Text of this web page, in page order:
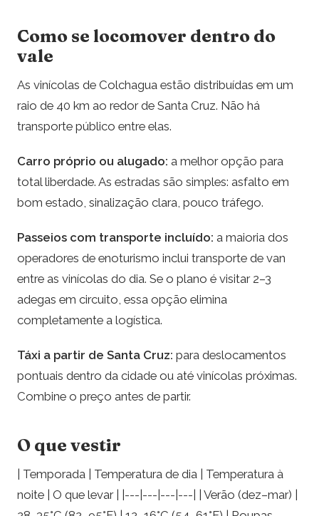
Como se locomover dentro do
vale
As vinícolas de Colchagua estão distribuídas em um
raio de 40 km ao redor de Santa Cruz. Não há
transporte público entre elas.
Carro próprio ou alugado: a melhor opção para
total liberdade. As estradas são simples: asfalto em
bom estado, sinalização clara, pouco tráfego.
Passeios com transporte incluído: a maioria dos
operadores de enoturismo inclui transporte de van
entre as vinícolas do dia. Se o plano é visitar 2–3
adegas em circuito, essa opção elimina
completamente a logística.
Táxi a partir de Santa Cruz: para deslocamentos
pontuais dentro da cidade ou até vinícolas próximas.
Combine o preço antes de partir.
O que vestir
| Temporada | Temperatura de dia | Temperatura à
noite | O que levar | |---|---|---|---| | Verão (dez–mar) |